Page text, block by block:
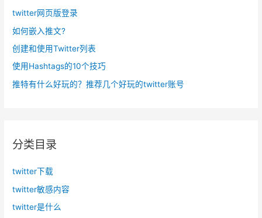
twitter网页版登录
如何嵌入推文?
创建和使用Twitter列表
使用Hashtags的10个技巧
推特有什么好玩的？推荐几个好玩的twitter账号
分类目录
twitter下载
twitter敏感内容
twitter是什么